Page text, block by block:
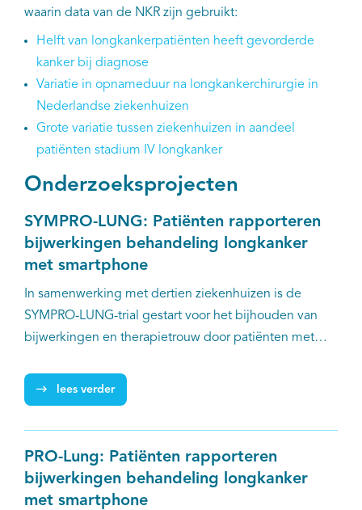
Kankeratlas
IKNL and the NCR
Dure geneesmiddelen
Projecten
Webshop
waarin data van de NKR zijn gebruikt:
Helft van longkankerpatiënten heeft gevorderde
kanker bij diagnose
Variatie in opnameduur na longkankerchirurgie in
Nederlandse ziekenhuizen
Grote variatie tussen ziekenhuizen in aandeel
patiënten stadium IV longkanker
Onderzoeksprojecten
SYMPRO-LUNG: Patiënten rapporteren
bijwerkingen behandeling longkanker
met smartphone
In samenwerking met dertien ziekenhuizen is de
SYMPRO-LUNG-trial gestart voor het bijhouden van
bijwerkingen en therapietrouw door patiënten met
smartphone. Het gaat hierbij om de registratie van
bijwerkingen gerelateerd aan chirurgische
studie is gesubsidieerd door het Innovatiefonds
Zorgverzekeraars, SKMS en Roche.
lees verder
PRO-Lung: Patiënten rapporteren
bijwerkingen behandeling longkanker
met smartphone